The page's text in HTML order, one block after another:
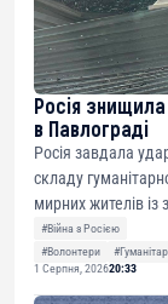
Росія знищила
в Павлограді
Росія завдала
складу
мирних жителів із
#Війна з Росією
#Волонтери
1 Серпня, 202620:33